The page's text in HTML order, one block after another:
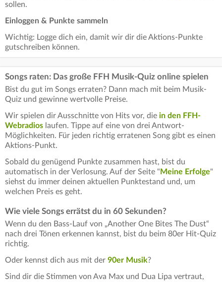
sollen.
Einloggen & Punkte sammeln
Wichtig: Logge dich ein, damit wir dir die Aktions-Punkte
gutschreiben können.
Songs raten: Das große FFH Musik-Quiz online spielen
Bist du gut im Songs erraten? Dann mach mit beim Musik-
Quiz und gewinne wertvolle Preise.
Wir spielen dir Ausschnitte von Hits vor, die in den FFH-
Webradios laufen. Tippe auf eine von drei Antwort-
Möglichkeiten. Für jeden richtig erratenen Song gibt es einen
Aktions-Punkt.
Sobald du genügend Punkte zusammen hast, bist du
automatisch in der Verlosung. Auf der Seite " Meine Erfolge"
siehst du immer deinen aktuellen Punktestand und, um
welchen Preis es geht.
Wie viele Songs errätst du in 60 Sekunden?
Wenn du den Bass-Lauf von „Another One Bites The Dust“
nach drei Tönen erkennen kannst, bist du beim 80er Hit-Quiz
richtig.
Oder kennst dich aus mit der 90er Musik?
Sind dir die Stimmen von Ava Max und Dua Lipa vertraut,